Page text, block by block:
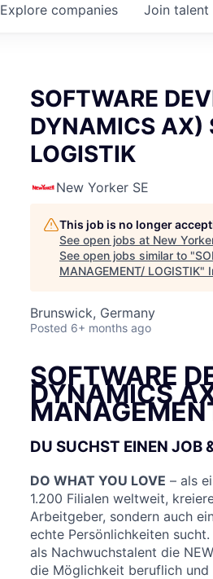
Explore companies Join talent
SOFTWARE
DYNAMICS AX)
LOGISTIK
New Yorker SE
This job is no longer
See open jobs at New
See open jobs similar to "
MANAGEMENT/ LOGISTIK"
Brunswick, Germany
Posted 6+ months ago
SOFTWARE
DYNAMICS
DU SUCHST EINEN JOB
DO WHAT YOU LOVE – als
1.200 Filialen weltweit,
Arbeitgeber, sondern auch
echte Persönlichkeiten
als Nachwuchstalent die
die Möglichkeit beruflich und